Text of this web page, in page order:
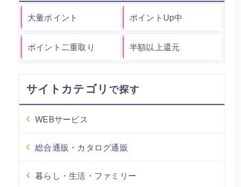
大量ポイント ポイントUp中
ポイント二重取り 半額以上還元
サイトカテゴリ
WEBサービス
総合通販・カタログ通販
暮らし・生活・ファミリー